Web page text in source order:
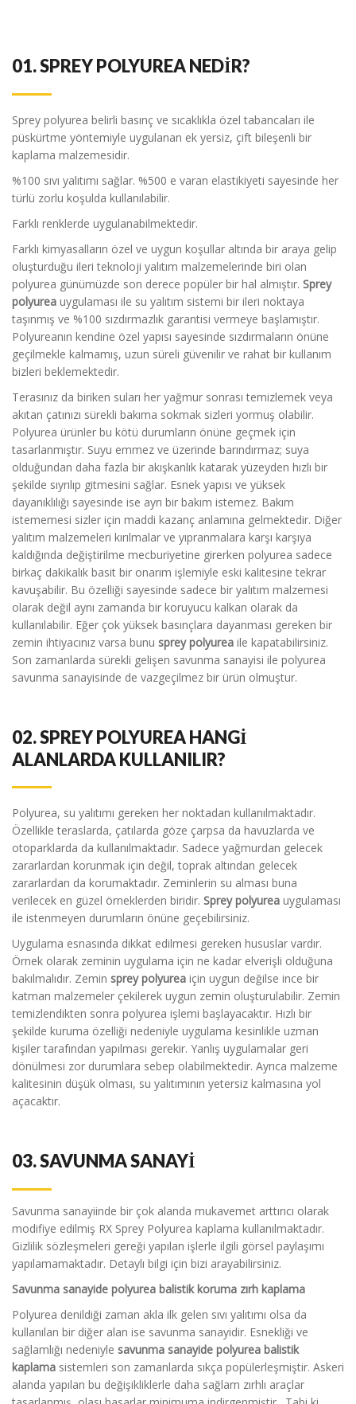
01.SPREY POLYUREA NEDİR?
Sprey polyurea belirli basınç ve sıcaklıkla özel tabancaları ile
püskürtme yöntemiyle uygulanan ek yersiz, çift bileşenli bir
kaplama malzemesidir.
%100 sıvı yalıtımı sağlar. %500 e varan elastikiyeti sayesinde her
türlü zorlu koşulda kullanılabilir.
Farklı renklerde uygulanabilmektedir.
Farklı kimyasalların özel ve uygun koşullar altında bir araya gelip
oluşturduğu ileri teknoloji yalıtım malzemelerinde biri olan
polyurea günümüzde son derece popüler bir hal almıştır. Sprey
polyurea uygulaması ile su yalıtım sistemi bir ileri noktaya
taşınmış ve %100 sızdırmazlık garantisi vermeye başlamıştır.
Polyureanın kendine özel yapısı sayesinde sızdırmaların önüne
geçilmekle kalmamış, uzun süreli güvenilir ve rahat bir kullanım
bizleri beklemektedir.
Terasınız da biriken suları her yağmur sonrası temizlemek veya
akıtan çatınızı sürekli bakıma sokmak sizleri yormuş olabilir.
Polyurea ürünler bu kötü durumların önüne geçmek için
tasarlanmıştır. Suyu emmez ve üzerinde barındırmaz; suya
olduğundan daha fazla bir akışkanlık katarak yüzeyden hızlı bir
şekilde sıyrılıp gitmesini sağlar. Esnek yapısı ve yüksek
dayanıklılığı sayesinde ise ayrı bir bakım istemez. Bakım
istememesi sizler için maddi kazanç anlamına gelmektedir. Diğer
yalıtım malzemeleri kırılmalar ve yıpranmalara karşı karşıya
kaldığında değiştirilme mecburiyetine girerken polyurea sadece
birkaç dakikalık basit bir onarım işlemiyle eski kalitesine tekrar
kavuşabilir. Bu özelliği sayesinde sadece bir yalıtım malzemesi
olarak değil aynı zamanda bir koruyucu kalkan olarak da
kullanılabilir. Eğer çok yüksek basınçlara dayanması gereken bir
zemin ihtiyacınız varsa bunu sprey polyurea ile kapatabilirsiniz.
Son zamanlarda sürekli gelişen savunma sanayisi ile polyurea
savunma sanayisinde de vazgeçilmez bir ürün olmuştur.
02.SPREY POLYUREA HANGİ
ALANLARDA KULLANILIR?
Polyurea, su yalıtımı gereken her noktadan kullanılmaktadır.
Özellikle teraslarda, çatılarda göze çarpsa da havuzlarda ve
otoparklarda da kullanılmaktadır. Sadece yağmurdan gelecek
zararlardan korunmak için değil, toprak altından gelecek
zararlardan da korumaktadır. Zeminlerin su alması buna
verilecek en güzel örneklerden biridir. Sprey polyurea uygulaması
ile istenmeyen durumların önüne geçebilirsiniz.
Uygulama esnasında dikkat edilmesi gereken hususlar vardır.
Örnek olarak zeminin uygulama için ne kadar elverişli olduğuna
bakılmalıdır. Zemin sprey polyurea için uygun değilse ince bir
katman malzemeler çekilerek uygun zemin oluşturulabilir. Zemin
temizlendikten sonra polyurea işlemi başlayacaktır. Hızlı bir
şekilde kuruma özelliği nedeniyle uygulama kesinlikle uzman
kişiler tarafından yapılması gerekir. Yanlış uygulamalar geri
dönülmesi zor durumlara sebep olabilmektedir. Ayrıca malzeme
kalitesinin düşük olması, su yalıtımının yetersiz kalmasına yol
açacaktır.
03.SAVUNMA SANAYİ
Savunma sanayiinde bir çok alanda mukavemet arttırıcı olarak
modifiye edilmiş RX Sprey Polyurea kaplama kullanılmaktadır.
Gizlilik sözleşmeleri gereği yapılan işlerle ilgili görsel paylaşımı
yapılamamaktadır. Detaylı bilgi için bizi arayabilirsiniz.
Savunma sanayide polyurea balistik koruma zırh kaplama
Polyurea denildiği zaman akla ilk gelen sıvı yalıtımı olsa da
kullanılan bir diğer alan ise savunma sanayidir. Esnekliği ve
sağlamlığı nedeniyle savunma sanayide polyurea balistik
kaplama sistemleri son zamanlarda sıkça popülerleşmiştir. Askeri
alanda yapılan bu değişikliklerle daha sağlam zırhlı araçlar